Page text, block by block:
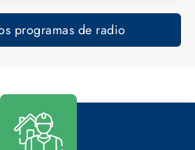
programas de radio